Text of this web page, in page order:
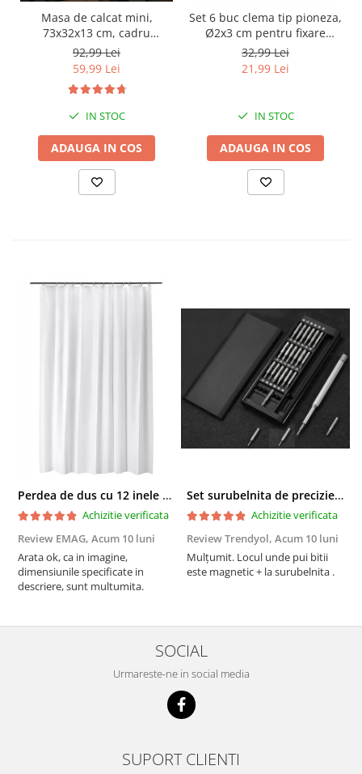
Masa de calcat mini,
73x32x13 cm, cadru
metalic, husa din bumbac,
catlig pentru depozitare
92,99 Lei
59,99 Lei
IN STOC
ADAUGA IN COS
Set 6 buc clema tip pioneza,
Ø2x3 cm pentru fixare
plapuma, pilota, draperie,
perdea, prosop; previne
pe umeras
32,99 Lei
21,99 Lei
IN STOC
ADAUGA IN COS
Perdea de dus cu 12 inele plastic incluse, 200x180 cm, alba
Achizitie verificata
Review EMAG, Acum 10 luni
Arata ok, ca in imagine,
dimensiunile specificate in
descriere, sunt multumita.
Set surubelnita de precizie cu 24 de capete, cutie glisanta
Achizitie verificata
Review Trendyol, Acum 10 luni
Mulțumit. Locul unde pui bitii
este magnetic + la surubelnita .
SOCIAL
Urmareste-ne in social media
SUPORT CLIENTI